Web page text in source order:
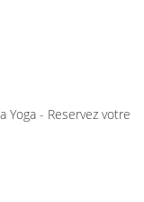
!
Yoga - Reservez votre